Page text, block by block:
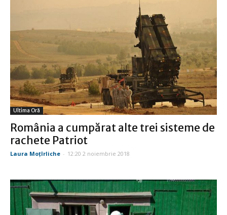
Ultima Oră
România a cumpărat alte trei sisteme de
rachete Patriot
Laura Moţîrliche - 12:20 2 noiembrie 2018